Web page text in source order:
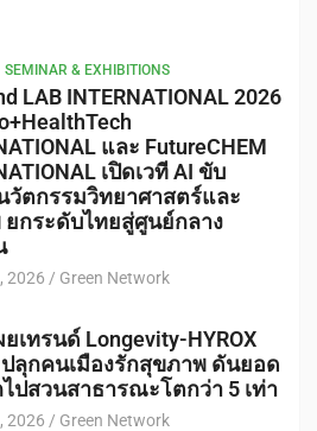
SEMINAR & EXHIBITIONS
LAB INTERNATIONAL 2026
และ FutureCHEM
เปิดเวที AI ขับ
วัตกรรมวิทยาศาสตร์และ
กระดับไทยสู่ศูนย์กลาง
2026 Green Network
ยเทรนด์ Longevity-HYROX
ลุกคนเมืองรักสุขภาพ ดันยอด
ไปสวนสาธารณะโตกว่า 5 เท่า
2026 Green Network